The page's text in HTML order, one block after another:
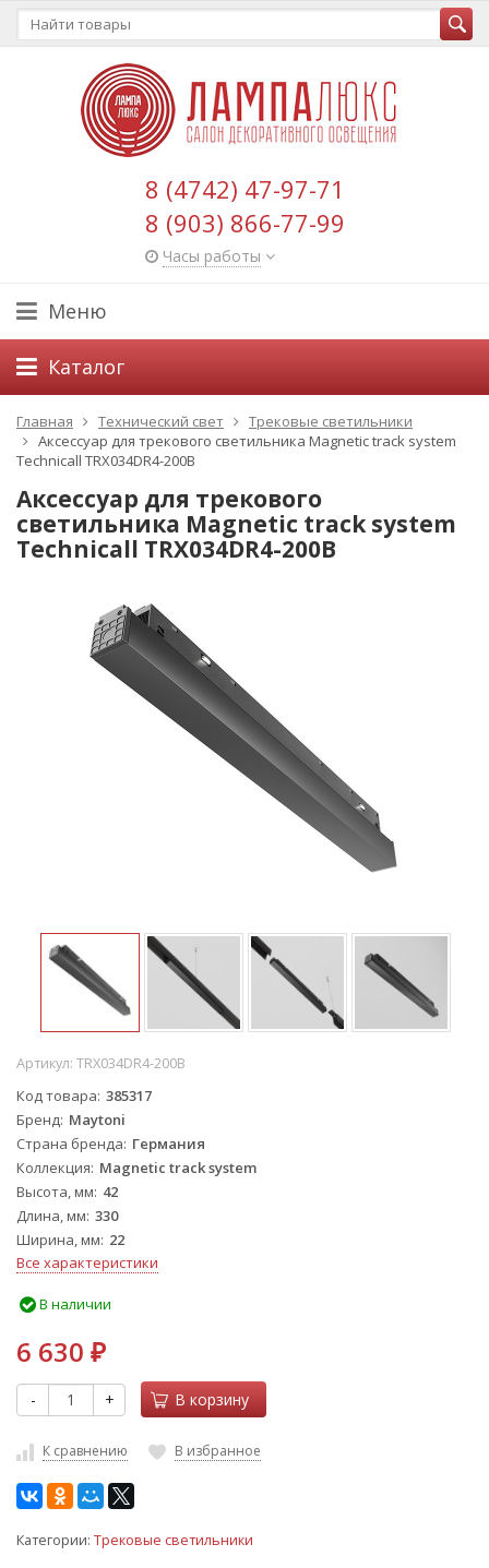
8 (4742) 47-97-71
8 (903) 866-77-99
Часы работы
Меню
Каталог
Главная Технический свет
Трековые светильники
Аксессуар для трекового светильника Magnetic track system
Technicall TRX034DR4-200B
Аксессуар для трекового
светильника Magnetic track system
Technicall TRX034DR4-200B
Артикул: TRX034DR4-200B
Код товара 385317
Бренд Maytoni
Страна бренда Германия
Коллекция Magnetic track system
Высота, мм 42
Длина, мм 330
Ширина, мм 22
Все характеристики
В наличии
6 630 ₽
- + В корзину
К сравнению В избранное
Категории: Трековые светильники